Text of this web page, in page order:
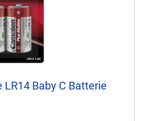
Baby C Batterie